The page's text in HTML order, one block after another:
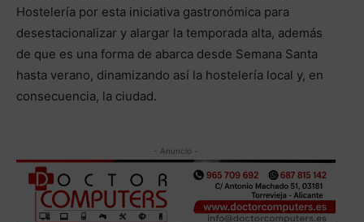
Hostelería por esta iniciativa gastronómica para
desestacionalizar y alargar la temporada alta, además
de que es una forma de abarca desde Semana Santa
hasta verano, dinamizando así la hostelería local y, en
consecuencia, la ciudad.
- Anuncio -